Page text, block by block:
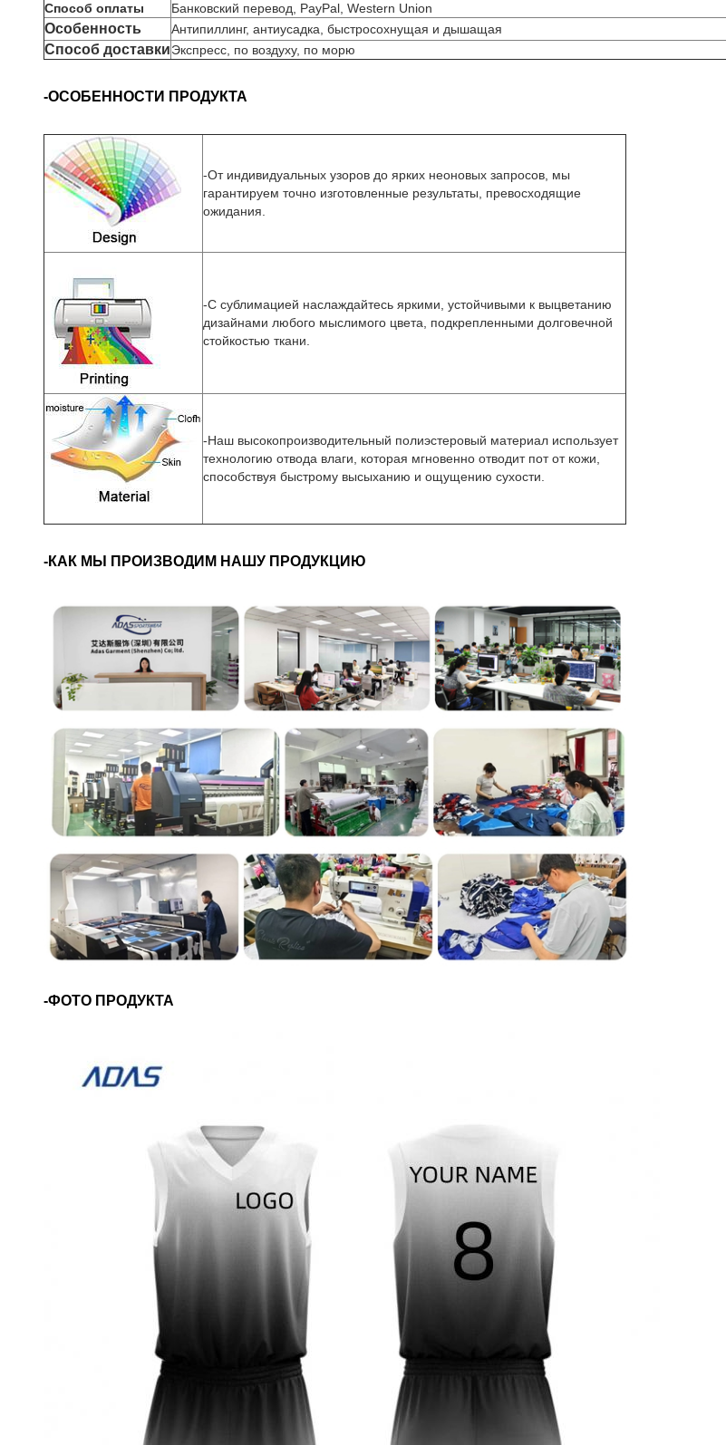
Способ оплаты
Банковский перевод, PayPal, Western Union
Особенность Антипиллинг, антиусадка, быстросохнущая и дышащая
Способ доставкиЭкспресс, по воздуху, по морю
-ОСОБЕННОСТИ ПРОДУКТА
-От индивидуальных узоров до ярких неоновых запросов, мы
гарантируем точно изготовленные результаты, превосходящие
ожидания.
-С сублимацией наслаждайтесь яркими, устойчивыми к выцветанию
дизайнами любого мыслимого цвета, подкрепленными долговечной
стойкостью ткани.
-Наш высокопроизводительный полиэстеровый материал использует
технологию отвода влаги, которая мгновенно отводит пот от кожи,
способствуя быстрому высыханию и ощущению сухости.
-КАК МЫ ПРОИЗВОДИМ НАШУ ПРОДУКЦИЮ
-ФОТО ПРОДУКТА